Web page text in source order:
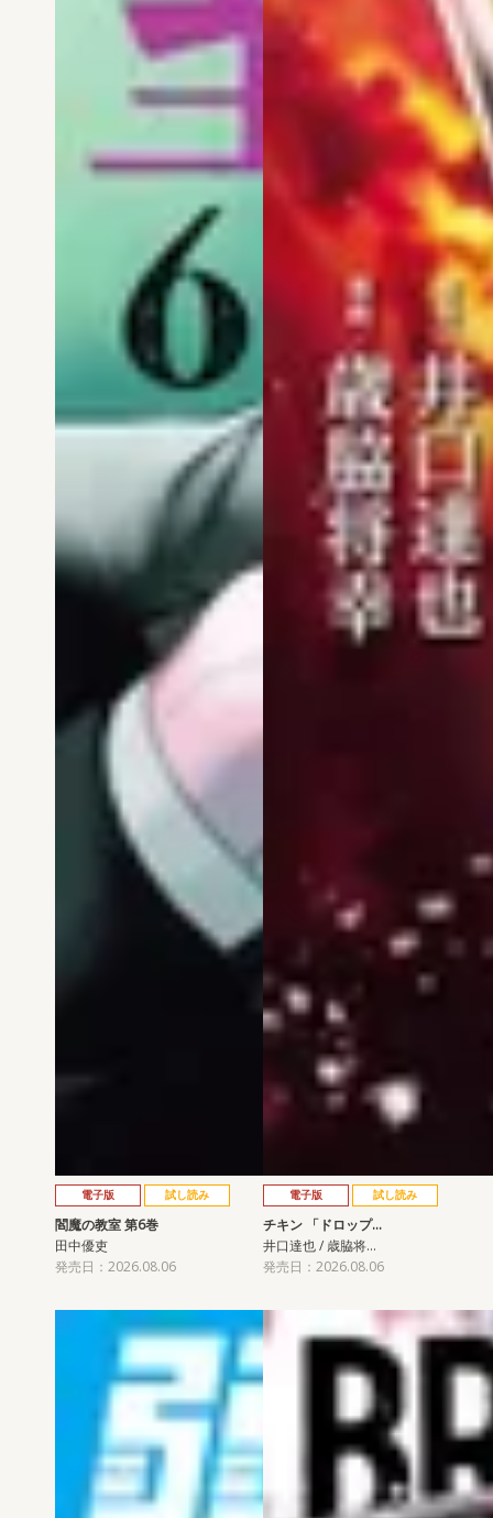
電子版 試し読み
閻魔の教室 第6巻
田中優吏
発売日：2026.08.06
電子版 試し読み
チキン 「ドロップ…
井口達也 / 歳脇将…
発売日：2026.08.06